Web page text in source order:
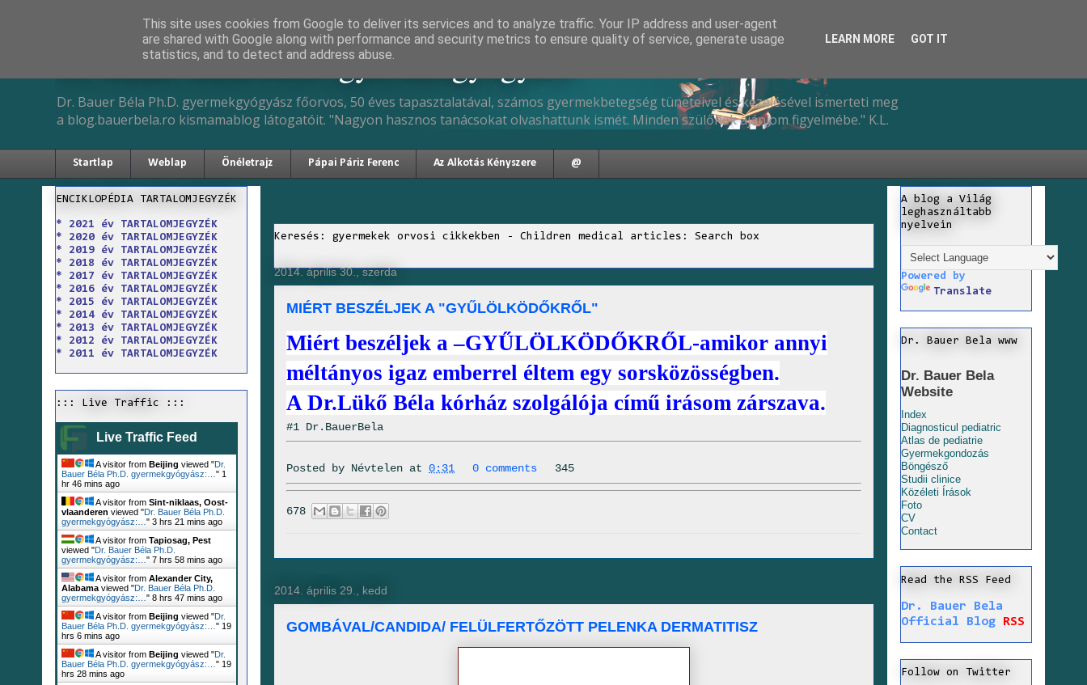
Dr. Bauer Béla Ph.D. gyermekgyógyász
Dr. Bauer Béla Ph.D. gyermekgyógyász főorvos, 50 éves tapasztalatával, számos gyermekbetegség tüneteivel és kezelésével ismerteti meg
a blog.bauerbela.ro kismamablog látogatóit. "Nagyon hasznos tanácsokat olvashattunk ismét. Minden szülőnek ajánlom figyelmébe." K.L.
Startlap Weblap Önéletrajz Pápai Páriz Ferenc Az Alkotás Kényszere @
Keresés: gyermekek orvosi cikkekben - Children medical articles: Search box
2014. április 30., szerda
MIÉRT BESZÉLJEK A "GYŰLÖLKÖDŐKRŐL"
Miért beszéljek a –GYŰLÖLKÖDŐKRŐL-amikor annyi
méltányos igaz emberrel éltem egy sorsközösségben.
A Dr.Lükő Béla kórház szolgálója című irásom zárszava.
#1 Dr.BauerBela
Posted by Névtelen at 0:31 0 comments 345
678
2014. április 29., kedd
GOMBÁVAL/CANDIDA/ FELÜLFERTŐZÖTT PELENKA DERMATITISZ
ENCIKLOPÉDIA TARTALOMJEGYZÉK
* 2021 év TARTALOMJEGYZÉK
* 2020 év TARTALOMJEGYZÉK
* 2019 év TARTALOMJEGYZÉK
* 2018 év TARTALOMJEGYZÉK
* 2017 év TARTALOMJEGYZÉK
* 2016 év TARTALOMJEGYZÉK
* 2015 év TARTALOMJEGYZÉK
* 2014 év TARTALOMJEGYZÉK
* 2013 év TARTALOMJEGYZÉK
* 2012 év TARTALOMJEGYZÉK
* 2011 év TARTALOMJEGYZÉK
::: Live Traffic :::
Live Traffic Feed
A visitor from Beijing viewed "Dr.
Bauer Béla Ph.D. gyermekgyógyász:… " 1
hr 46 mins ago
A visitor from Sint-niklaas, Oost-
vlaanderen viewed "Dr. Bauer Béla Ph.D.
gyermekgyógyász:… " 3 hrs 21 mins ago
A visitor from Tapiosag, Pest
viewed "Dr. Bauer Béla Ph.D.
gyermekgyógyász:… " 7 hrs 58 mins ago
A visitor from Alexander City,
Alabama viewed "Dr. Bauer Béla Ph.D.
gyermekgyógyász:… " 8 hrs 47 mins ago
A visitor from Beijing viewed "Dr.
Bauer Béla Ph.D. gyermekgyógyász:… " 19
hrs 6 mins ago
A visitor from Beijing viewed "Dr.
Bauer Béla Ph.D. gyermekgyógyász:… " 19
hrs 28 mins ago
A blog a Világ
leghasználtabb
nyelvein
Powered by
Translate
Dr. Bauer Bela www
Dr. Bauer Bela
Website
Index
Diagnosticul pediatric
Atlas de pediatrie
Gyermekgondozás
Böngésző
Studii clinice
Közéleti Írások
Foto
CV
Contact
Read the RSS Feed
Dr. Bauer Bela
Official Blog
RSS
Follow on Twitter
This site uses cookies from Google to deliver its services and to analyze traffic. Your IP address and user-agent
are shared with Google along with performance and security metrics to ensure quality of service, generate usage
statistics, and to detect and address abuse.
LEARN MORE GOT IT